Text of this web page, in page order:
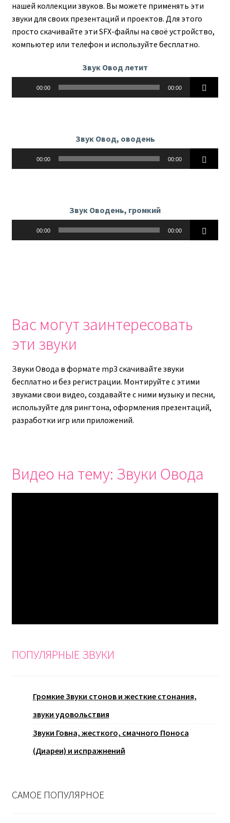
нашей коллекции звуков. Вы можете применять эти
звуки для своих презентаций и проектов. Для этого
просто скачивайте эти SFX-файлы на своё устройство,
компьютер или телефон и используйте бесплатно.
Звук Овод летит
00:00 00:00
Звук Овод, оводень
00:00 00:00
Звук Оводень, громкий
00:00 00:00
Вас могут заинтересовать
эти звуки
Звуки Овода в формате mp3 скачивайте звуки
бесплатно и без регистрации. Монтируйте с этими
звуками свои видео, создавайте с ними музыку и песни,
используйте для рингтона, оформления презентаций,
разработки игр или приложений.
Видео на тему: Звуки Овода
ПОПУЛЯРНЫЕ ЗВУКИ
Громкие Звуки стонов и жесткие стонания,
звуки удовольствия
Звуки Говна, жесткого, смачного Поноса
(Диареи) и испражнений
САМОЕ ПОПУЛЯРНОЕ